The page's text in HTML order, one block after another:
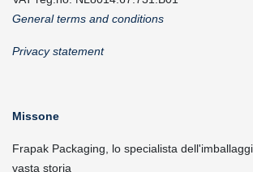
General terms and conditions
Privacy statement
Missone
Frapak Packaging, lo specialista
vasta storia